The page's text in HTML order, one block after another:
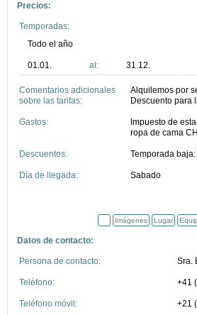
Precios:
Temporadas:
Todo el año
01.01. al: 31.12.
Comentarios adicionales
sobre las tarifas:
Alquilemos por
Descuento para
Gastos:
Impuesto de
ropa de cama
Descuentos: Temporada
Día de llegada: Sabado
Imágenes Lugar
Datos de contacto:
Persona de contacto: Sra.
Teléfono: +41
Teléfono móvil: +21